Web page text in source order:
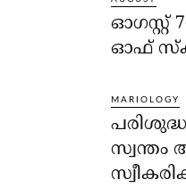
ഓഗസ്റ്റ്
ഓഫ്
MARIOLOGY
സ്വന്തം